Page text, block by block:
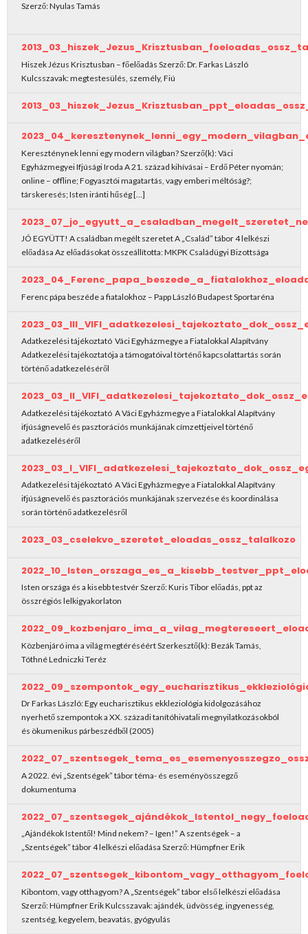
Szerző: Nyulas Tamás
Hiszek Jézus Krisztusban – főelőadás Szerző: Dr. Farkas László
Kulcsszavak: megtestesülés, személy, Fiú
Kereszténynek lenni egy modern világban? Szerző(k): Váci
Egyházmegyei Ifjúsági Iroda A 21. század kihívásai – Erdő Péter nyomán;
online – offline; Fogyasztói magatartás, vagy emberi méltóság?;
társkeresés; Isten iránti hűség […]
JÓ EGYÜTT! A családban megélt szeretet A „Család” tábor 4 lelkészi
előadása Az előadásokat összeállította: MKPK Családügyi Bizottsága
Ferenc pápa beszéde a fiatalokhoz – Papp László Budapest Sportaréna
Adatkezelési tájékoztató Váci Egyházmegye a Fiatalokkal Alapítvány
Adatkezelési tajékoztatója a támogatóival történő kapcsolattartás során
történő adatkezeléséről
Adatkezelési tájékoztató A Váci Egyházmegye a Fiatalokkal Alapítvány
ifjúságnevelő és pasztorációs munkájának címzettjeivel történő
adatkezeléséről
Adatkezelési tájékoztató A Váci Egyházmegye a Fiatalokkal Alapítvány
ifjúságnevelő és pasztorációs munkájának szervezése és koordinálása
során történő adatkezelésről
2023_03_cselekvo_szeretet_eloadas_ossz_talalkozo
Isten országa és a kisebb testvér Szerző: Kuris Tibor előadás, ppt az
összrégiós lelkigyakorlaton
Közbenjáró ima a világ megtéréséért Szerkesztő(k): Bezák Tamás,
Tóthné Ledniczki Teréz
Dr Farkas László: Egy eucharisztikus ekkleziológia kidolgozásához
nyerhető szempontok a XX. századi tanítóhivatali megnyilatkozásokból
és ökumenikus párbeszédből (2005)
A 2022. évi „Szentségek” tábor téma- és eseményösszegző
dokumentuma
„Ajándékok Istentől! Mind nekem? – Igen!” A szentségek – a
„Szentségek” tábor 4 lelkészi előadása Szerző: Hümpfner Erik
Kibontom, vagy otthagyom? A „Szentségek” tábor első lelkészi előadása
Szerző: Hümpfner Erik Kulcsszavak: ajándék, üdvösség, ingyenesség,
szentség, kegyelem, beavatás, gyógyulás